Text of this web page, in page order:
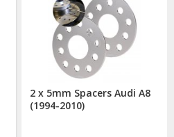
2 x 5mm Spacers Audi A8
(1994-2010)